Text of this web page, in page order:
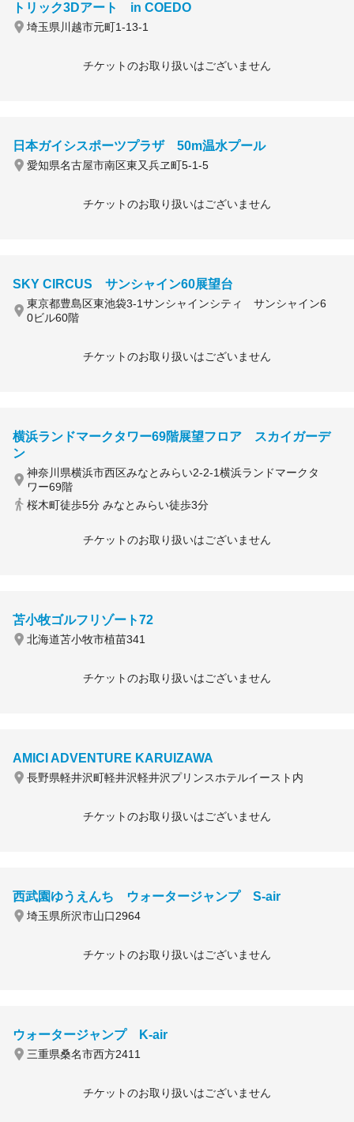
トリック3Dアート in COEDO
埼玉県川越市元町1-13-1
チケットのお取り扱いはございません
日本ガイシスポーツプラザ 50m温水プール
愛知県名古屋市南区東又兵ヱ町5-1-5
チケットのお取り扱いはございません
SKY CIRCUS サンシャイン60展望台
東京都豊島区東池袋3-1サンシャインシティ サンシャイン6
0ビル60階
チケットのお取り扱いはございません
横浜ランドマークタワー69階展望フロア スカイガーデ
ン
神奈川県横浜市西区みなとみらい2-2-1横浜ランドマークタ
ワー69階
桜木町徒歩5分 みなとみらい徒歩3分
チケットのお取り扱いはございません
苫小牧ゴルフリゾート72
北海道苫小牧市植苗341
チケットのお取り扱いはございません
AMICI ADVENTURE KARUIZAWA
長野県軽井沢町軽井沢軽井沢プリンスホテルイースト内
チケットのお取り扱いはございません
西武園ゆうえんち ウォータージャンプ S-air
埼玉県所沢市山口2964
チケットのお取り扱いはございません
ウォータージャンプ K-air
三重県桑名市西方2411
チケットのお取り扱いはございません